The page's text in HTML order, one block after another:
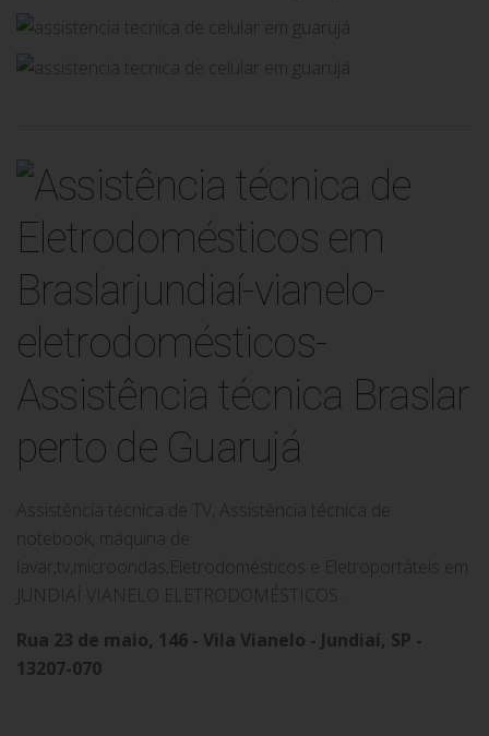
Assistência técnica Braslar
perto de Guarujá
Assistência técnica de TV, Assistência técnica de
notebook, máquina de
lavar,tv,microondas,Eletrodomésticos e Eletroportáteis em
JUNDIAÍ VIANELO ELETRODOMÉSTICOS .
Rua 23 de maio, 146 - Vila Vianelo - Jundiaí, SP -
13207-070